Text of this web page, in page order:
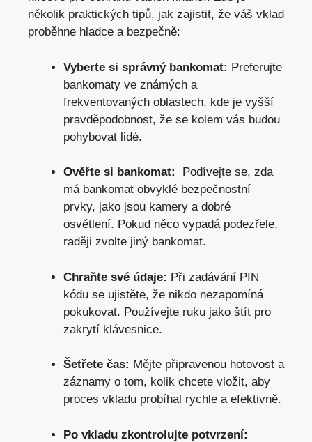
několik praktických‌ tipů, jak ​zajistit, ⁣že váš vklad
proběhne hladce a bezpečně:
Vyberte si správný bankomat: Preferujte
bankomaty ve ​známých ⁣a
⁣frekventovaných oblastech, kde je vyšší
pravděpodobnost, že se ‌kolem vás budou
pohybovat lidé.
Ověřte ⁢si bankomat:
‌ Podívejte se, zda
má bankomat obvyklé ⁢bezpečnostní
prvky, jako ‍jsou ‍kamery a⁣ dobré
osvětlení. Pokud něco vypadá podezřele,
‌raději zvolte jiný bankomat.
Chraňte své údaje: Při zadávání PIN
⁤kódu se ujistěte, že nikdo ‌nezapomíná
pokukovat. Používejte ruku jako štít ⁣pro⁢
zakrytí klávesnice.
Šetřete čas: ‍Mějte připravenou hotovost a
záznamy o ⁤tom, kolik chcete vložit, aby
proces vkladu probíhal rychle a ⁢efektivně.
Po vkladu zkontrolujte potvrzení: